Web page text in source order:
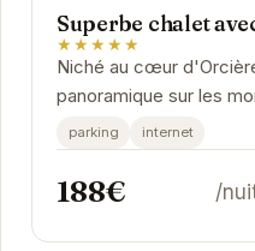
Superbe chalet
★★★★★
Niché au cœur
panoramique sur les
chaleureux et spacieux
parking internet
188€ /